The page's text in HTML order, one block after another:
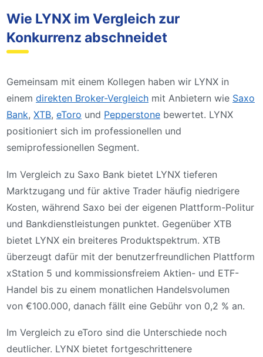
Wie LYNX im Vergleich zur
Konkurrenz abschneidet
Gemeinsam mit einem Kollegen haben wir LYNX in
einem direkten Broker-Vergleich mit Anbietern wie Saxo
Bank, XTB, eToro und Pepperstone bewertet. LYNX
positioniert sich im professionellen und
semiprofessionellen Segment.
Im Vergleich zu Saxo Bank bietet LYNX tieferen
Marktzugang und für aktive Trader häufig niedrigere
Kosten, während Saxo bei der eigenen Plattform-Politur
und Bankdienstleistungen punktet. Gegenüber XTB
bietet LYNX ein breiteres Produktspektrum. XTB
überzeugt dafür mit der benutzerfreundlichen Plattform
xStation 5 und kommissionsfreiem Aktien- und ETF-
Handel bis zu einem monatlichen Handelsvolumen
von €100.000, danach fällt eine Gebühr von 0,2 % an.
Im Vergleich zu eToro sind die Unterschiede noch
deutlicher. LYNX bietet fortgeschrittenere